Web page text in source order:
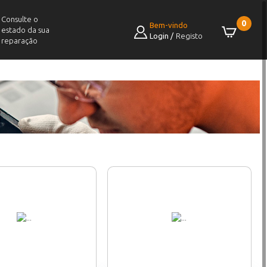
Consulte o
estado da sua
reparação
0
Bem-vindo
Login / Registo